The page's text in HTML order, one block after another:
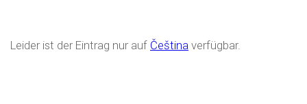
Leider ist der Eintrag nur auf Čeština verfügbar.